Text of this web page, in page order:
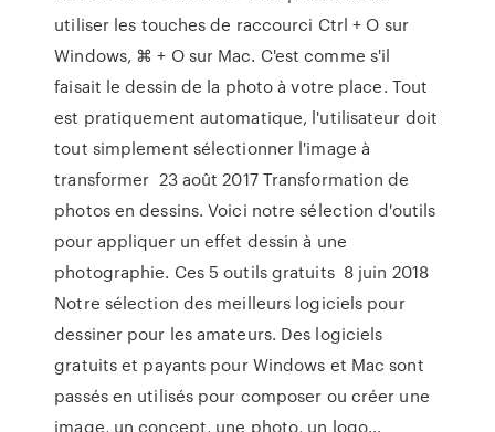
utiliser les touches de raccourci Ctrl + O sur
Windows, ⌘ + O sur Mac. C'est comme s'il
faisait le dessin de la photo à votre place. Tout
est pratiquement automatique, l'utilisateur doit
tout simplement sélectionner l'image à
transformer 23 août 2017 Transformation de
photos en dessins. Voici notre sélection d'outils
pour appliquer un effet dessin à une
photographie. Ces 5 outils gratuits 8 juin 2018
Notre sélection des meilleurs logiciels pour
dessiner pour les amateurs. Des logiciels
gratuits et payants pour Windows et Mac sont
passés en utilisés pour composer ou créer une
image, un concept, une photo, un logo…